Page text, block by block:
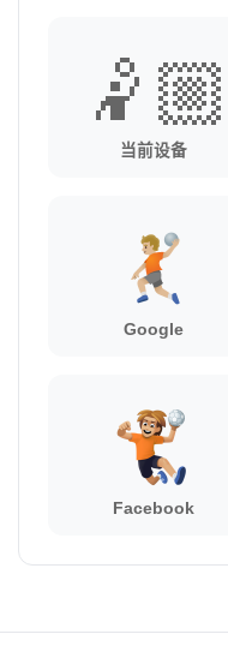
🤾🏼
当前设备
Google
Facebook